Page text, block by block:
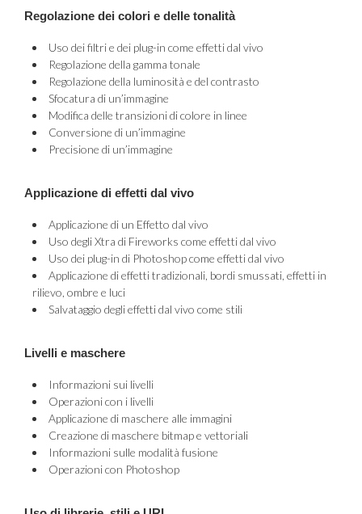
Regolazione dei colori e delle tonalità
Uso dei filtri e dei plug-in come effetti dal vivo
Regolazione della gamma tonale
Regolazione della luminosità e del contrasto
Sfocatura di un’immagine
Modifica delle transizioni di colore in linee
Conversione di un’immagine
Precisione di un’immagine
Applicazione di effetti dal vivo
Applicazione di un Effetto dal vivo
Uso degli Xtra di Fireworks come effetti dal vivo
Uso dei plug-in di Photoshop come effetti dal vivo
Applicazione di effetti tradizionali, bordi smussati, effetti in
rilievo, ombre e luci
Salvataggio degli effetti dal vivo come stili
Livelli e maschere
Informazioni sui livelli
Operazioni con i livelli
Applicazione di maschere alle immagini
Creazione di maschere bitmap e vettoriali
Informazioni sulle modalità fusione
Operazioni con Photoshop